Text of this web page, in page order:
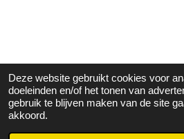
Deze website gebruikt cookies voor
doeleinden en/of het tonen van
gebruik te blijven maken van de site
akkoord.